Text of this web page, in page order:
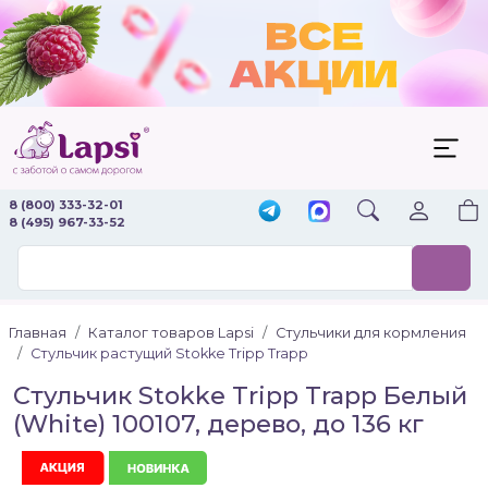
8 (800) 333-32-01
8 (495) 967-33-52
Главная Каталог товаров Lapsi
Стульчики для кормления
Стульчик растущий Stokke Tripp Trapp
Стульчик Stokke Tripp Trapp Белый
(White) 100107, дерево, до 136 кг